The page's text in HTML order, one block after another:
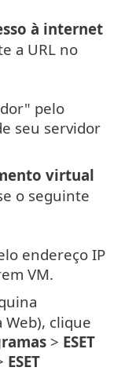
à internet
a URL no
pelo
seu servidor
virtual
o seguinte
endereço IP
VM.
Web), clique
> ESET
ESET